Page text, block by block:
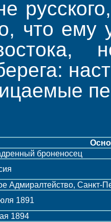
что ему
броненосец
Адмиралтейство, Санкт-
1891
1894